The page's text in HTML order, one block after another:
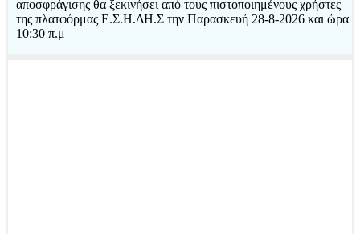
αποσφράγισης θα ξεκινήσει από τους πιστοποιημένους χρήστες
της πλατφόρμας Ε.Σ.Η.ΔΗ.Σ την Παρασκευή 28-8-2026 και ώρα
10:30 π.μ